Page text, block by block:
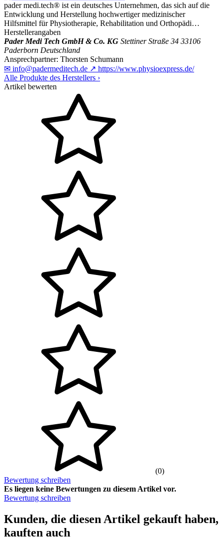
pader medi.tech® ist ein deutsches Unternehmen, das sich auf die
Entwicklung und Herstellung hochwertiger medizinischer
Hilfsmittel für Physiotherapie, Rehabilitation und Orthopädi…
Herstellerangaben
Pader Medi Tech GmbH & Co. KG Stettiner Straße 34 33106
Paderborn Deutschland
Ansprechpartner: Thorsten Schumann
✉ info@padermeditech.de ↗ https://www.physioexpress.de/
Alle Produkte des Herstellers ›
Artikel bewerten
(0)
Bewertung schreiben
Es liegen keine Bewertungen zu diesem Artikel vor.
Bewertung schreiben
Kunden, die diesen Artikel gekauft haben,
kauften auch